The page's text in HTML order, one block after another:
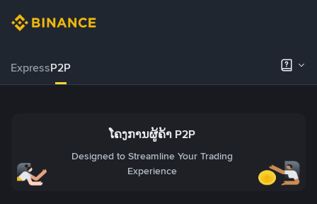
ExpressP2P
ໂຄງການຜູ້ຄ້າ P2P
Designed to Streamline Your Trading
Experience